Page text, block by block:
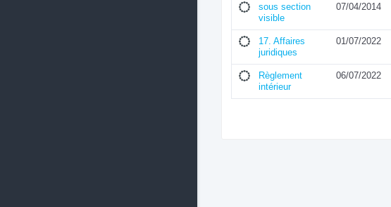
sous section
visible
07/04/2014
17. Affaires
juridiques
01/07/2022
Règlement
intérieur
06/07/2022